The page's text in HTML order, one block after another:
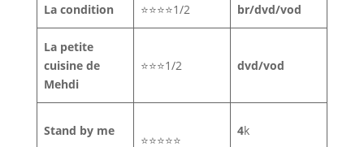
La condition ⭐⭐⭐⭐1/2 br/dvd/vod
La petite
cuisine de
Mehdi
⭐⭐⭐1/2 dvd/vod
Stand by me
⭐⭐⭐⭐⭐
4k